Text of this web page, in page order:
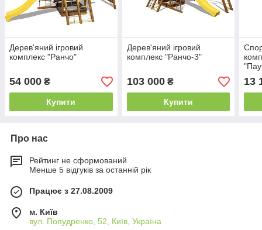
Дерев'яний ігровий
комплекс "Ранчо"
54 000 ₴
Купити
Дерев'яний ігровий
комплекс "Ранчо-3"
103 000₴
Купити
13
Про нас
Рейтинг не сформований
Менше 5 відгуків за останній рік
Працює з 27.08.2009
м. Київ
вул. Попудренко, 52, Київ, Україна